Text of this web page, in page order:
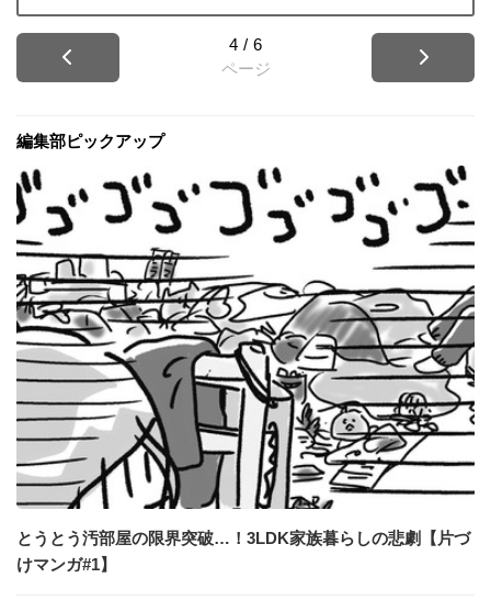
4 / 6
ページ
編集部ピックアップ
とうとう汚部屋の限界突破…！3LDK家族暮らしの悲劇【片づ
けマンガ#1】